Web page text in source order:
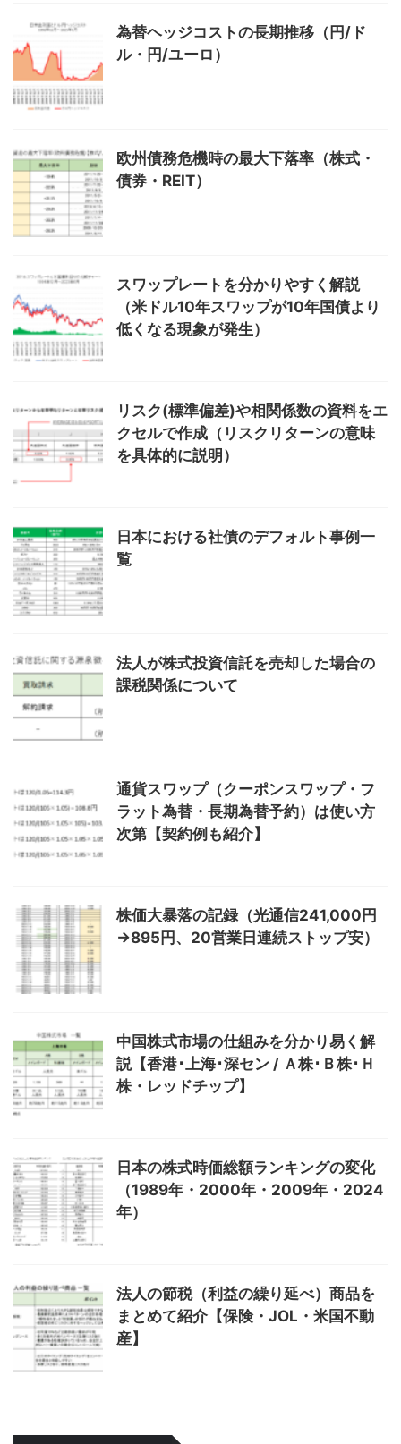
為替ヘッジコストの長期推移（円/ド
ル・円/ユーロ）
欧州債務危機時の最大下落率（株式・
債券・REIT）
スワップレートを分かりやすく解説
（米ドル10年スワップが10年国債より
低くなる現象が発生）
リスク(標準偏差)や相関係数の資料をエ
クセルで作成（リスクリターンの意味
を具体的に説明）
日本における社債のデフォルト事例一
覧
法人が株式投資信託を売却した場合の
課税関係について
通貨スワップ（クーポンスワップ・フ
ラット為替・長期為替予約）は使い方
次第【契約例も紹介】
株価大暴落の記録（光通信241,000円
→895円、20営業日連続ストップ安）
中国株式市場の仕組みを分かり易く解
説【香港･上海･深セン / Ａ株･Ｂ株･Ｈ
株・レッドチップ】
日本の株式時価総額ランキングの変化
（1989年・2000年・2009年・2024
年）
法人の節税（利益の繰り延べ）商品を
まとめて紹介【保険・JOL・米国不動
産】